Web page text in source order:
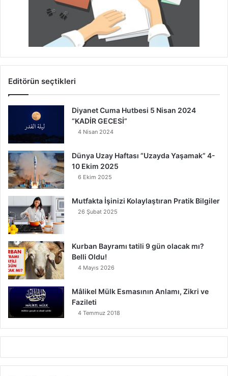
Editörün seçtikleri
Diyanet Cuma Hutbesi 5 Nisan 2024
“KADİR GECESİ”
4 Nisan 2024
Dünya Uzay Haftası “Uzayda Yaşamak” 4-
10 Ekim 2025
6 Ekim 2025
Mutfakta İşinizi Kolaylaştıran Pratik Bilgiler
26 Şubat 2025
Kurban Bayramı tatili 9 gün olacak mı?
Belli Oldu!
4 Mayıs 2026
Mâlikel Mülk Esmasının Anlamı, Zikri ve
Fazileti
4 Temmuz 2018